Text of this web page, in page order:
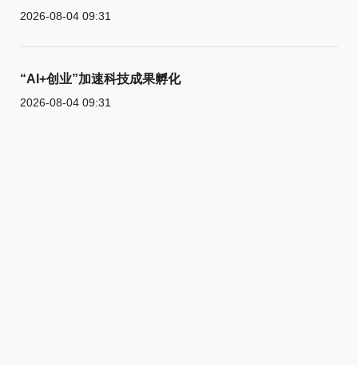
2026-08-04 09:31
“AI+创业”加速科技成果孵化
2026-08-04 09:31